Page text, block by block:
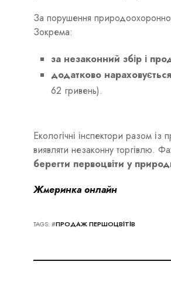
За порушення
Зокрема:
за незаконний збір і
додатково
62 гривень).
Екологічні інспектори разом
виявляти незаконну торгівлю.
берегти первоцвіти у
Жмеринка онлайн
TAGS: #ПРОДАЖ ПЕРШОЦВІТІВ